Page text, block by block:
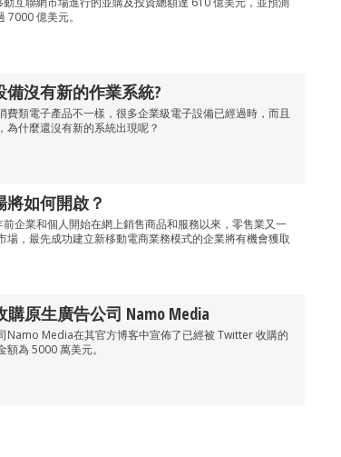
億美元。
沒有新的作業系統?
費類電子產品不一樣，很多企業級電子設備已經過時，而且
什麼還沒有新的系統出現呢？
如何開啟？
企業和個人開始在網上銷售商品和服務以來，零售業又一
場，最先成功建立新移動電商業務模式的企業將有機會獲取
原生廣告公司 Namo Media
Namo Media在其官方博客中宣佈了已經被 Twitter 收購的
為 5000 萬美元。